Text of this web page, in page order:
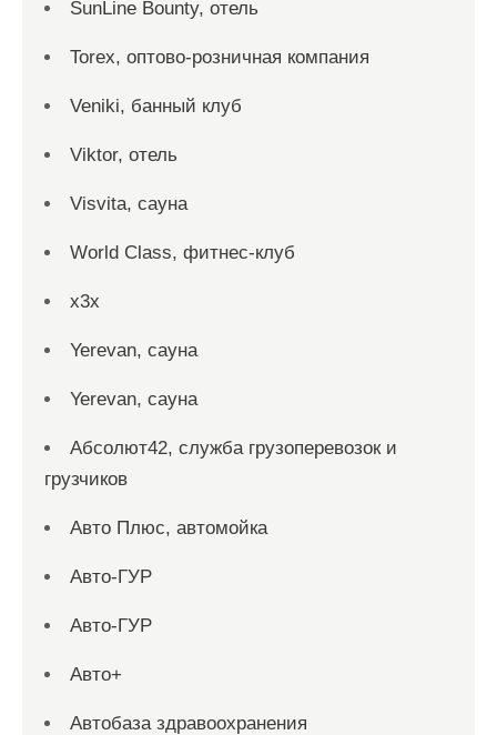
SunLine Bounty, отель
Torex, оптово-розничная компания
Veniki, банный клуб
Viktor, отель
Visvita, сауна
World Class, фитнес-клуб
x3x
Yerevan, сауна
Yerevan, сауна
Абсолют42, служба грузоперевозок и
грузчиков
Авто Плюс, автомойка
Авто-ГУР
Авто-ГУР
Авто+
Автобаза здравоохранения